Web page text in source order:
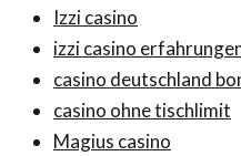
Izzi casino
izzi casino
casino deutschland
casino ohne tischlimit
Magius casino